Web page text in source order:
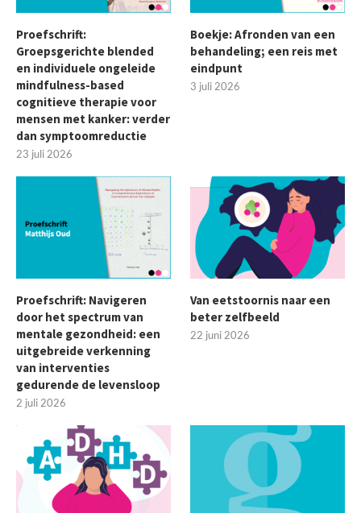
Proefschrift:
Groepsgerichte blended
en individuele ongeleide
mindfulness-based
cognitieve therapie voor
mensen met kanker: verder
dan symptoomreductie
23 juli 2026
Boekje: Afronden van een
behandeling; een reis met
eindpunt
3 juli 2026
Proefschrift: Navigeren
door het spectrum van
mentale gezondheid: een
uitgebreide verkenning
van interventies
gedurende de levensloop
2 juli 2026
Van eetstoornis naar een
beter zelfbeeld
22 juni 2026